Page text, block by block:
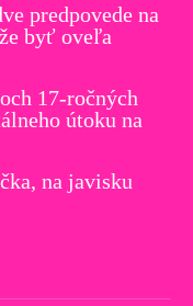
predpovede na
byť oveľa
17-ročných
útoku na
na javisku